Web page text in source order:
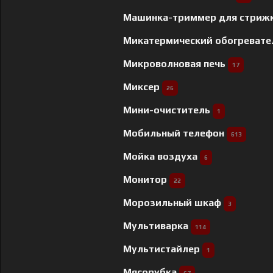
Машинка-триммер для
Микатермический
Микроволновая печь 17
Миксер 26
Мини-очиститель 1
Мобильный телефон 613
Мойка воздуха 6
Монитор 22
Морозильный шкаф 3
Мультиварка 114
Мультистайлер 1